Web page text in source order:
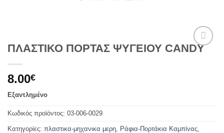
ΠΛΑΣΤΙΚΟ ΠΟΡΤΑΣ ΨΥΓΕΙΟΥ CANDY
8.00€
Εξαντλημένο
Κωδικός προϊόντος: 03-006-0029
Κατηγορίες: πλαστικα-μηχανικα μερη Ράφια-Πορτάκια Καμπίνας